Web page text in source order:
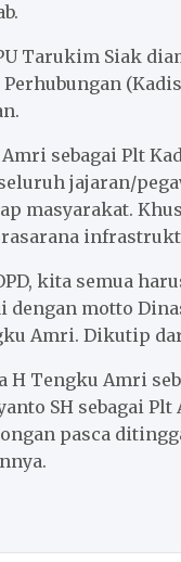
Tarukim Siak
sebagai Plt
jajaran/
masyarakat.
kita semua
motto
Amri. Dikutip
H Tengku Amri
SH sebagai Plt
pasca